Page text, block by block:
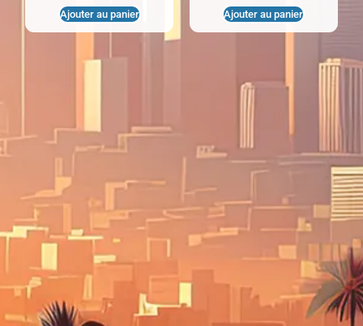
Ajouter au panier Ajouter au panier